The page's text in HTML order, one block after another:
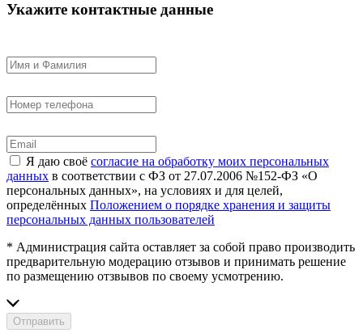
Укажите контактные данные
Я даю своё согласие на обработку моих персональных
данных в соответствии с ФЗ от 27.07.2006 №152-ФЗ «О
персональных данных», на условиях и для целей,
определённых Положением о порядке хранения и защиты
персональных данных пользователей
* Администрация сайта оставляет за собой право производить
предварительную модерацию отзывов и принимать решение
по размещению отзвывов по своему усмотрению.
Отправить